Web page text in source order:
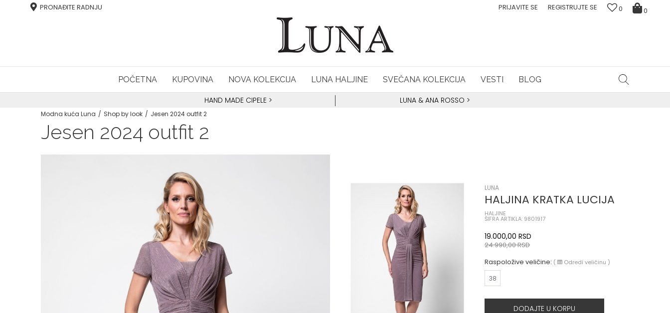
PRONAĐITE RADNJU 0
0
PRIJAVITE SE REGISTRUJTE SE
POČETNA KUPOVINA NOVA KOLEKCIJA LUNA HALJINE SVEČANA KOLEKCIJA VESTI BLOG
HAND MADE CIPELE > LUNA & ANA ROSSO >
Modna kuća Luna Shop by look Jesen 2024 outfit 2
Jesen 2024 outfit 2
LUNA
HALJINA KRATKA LUCIJA
HALJINE
ŠIFRA ARTIKLA: 9801917
19.000,00 RSD
24.990,00RSD
Raspoložive veličine: ( Odredi veličinu )
38
DODAJTE U KORPU